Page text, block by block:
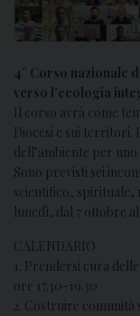
4° Corso nazionale
verso l’ecologia
Il corso avrà come
Diocesi e sui territori.
dell’ambiente per
Sono previsti sei
scientifico, spirituale,
lunedì, dal 7 ottobre
CALENDARIO
1. Prendersi cura
ore 17.30-19.30
2. Costruire comunità